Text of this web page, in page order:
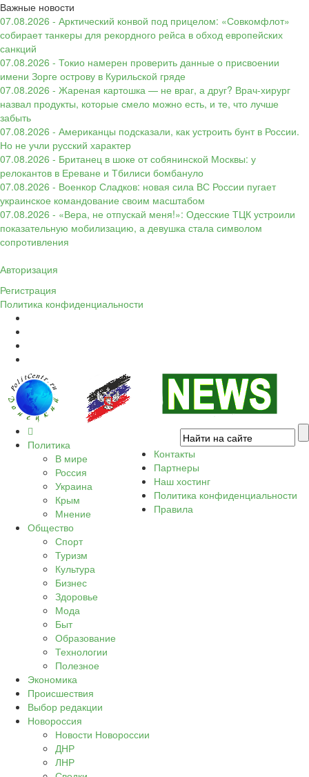
Важные новости
07.08.2026 - Арктический конвой под прицелом: «Совкомфлот»
собирает танкеры для рекордного рейса в обход европейских
санкций
07.08.2026 - Токио намерен проверить данные о присвоении
имени Зорге острову в Курильской гряде
07.08.2026 - Жареная картошка — не враг, а друг? Врач-хирург
назвал продукты, которые смело можно есть, и те, что лучше
забыть
07.08.2026 - Американцы подсказали, как устроить бунт в России.
Но не учли русский характер
07.08.2026 - Британец в шоке от собянинской Москвы: у
релокантов в Ереване и Тбилиси бомбануло
07.08.2026 - Военкор Сладков: новая сила ВС России пугает
украинское командование своим масштабом
07.08.2026 - «Вера, не отпускай меня!»: Одесские ТЦК устроили
показательную мобилизацию, а девушка стала символом
сопротивления
Авторизация
Регистрация
Политика конфиденциальности
Политика
В мире
Россия
Украина
Крым
Мнение
Общество
Спорт
Туризм
Культура
Бизнес
Здоровье
Мода
Быт
Образование
Технологии
Полезное
Экономика
Происшествия
Выбор редакции
Новороссия
Новости Новороссии
ДНР
ЛНР
Контакты
Партнеры
Наш хостинг
Политика конфиденциальности
Правила